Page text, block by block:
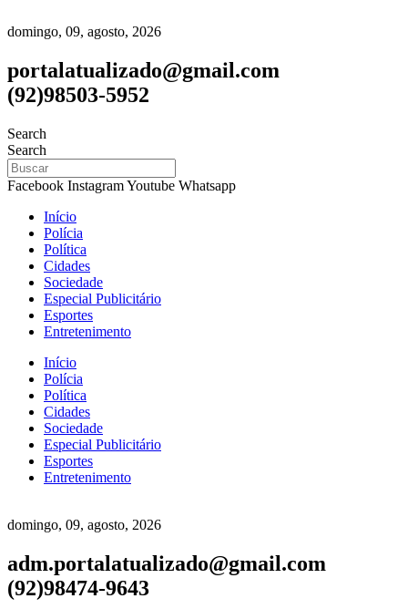
domingo, 09, agosto, 2026
portalatualizado@gmail.com
(92)98503-5952
Search
Search
Facebook InstagramYoutube Whatsapp
Início
Polícia
Política
Cidades
Sociedade
Especial Publicitário
Esportes
Entretenimento
Início
Polícia
Política
Cidades
Sociedade
Especial Publicitário
Esportes
Entretenimento
domingo, 09, agosto, 2026
adm.portalatualizado@gmail.com
(92)98474-9643